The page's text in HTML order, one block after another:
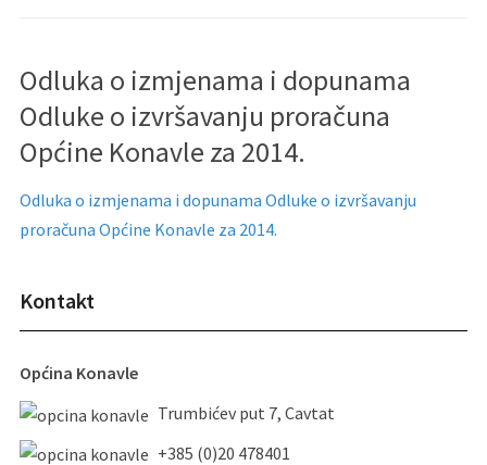
Odluka o izmjenama i dopunama
Odluke o izvršavanju proračuna
Općine Konavle za 2014.
Odluka o izmjenama i dopunama Odluke o izvršavanju
proračuna Općine Konavle za 2014.
Kontakt
Općina Konavle
Trumbićev put 7, Cavtat
+385 (0)20 478401